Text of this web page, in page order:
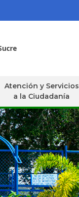
Atención y Servicios
a la Ciudadanía